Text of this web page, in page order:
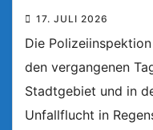
17. JULI 2026
Die
den vergangenen
Stadtgebiet und in
Unfallflucht in